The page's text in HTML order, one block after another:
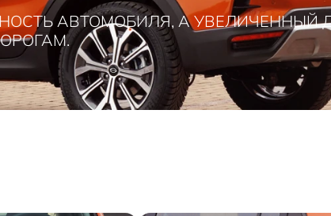
АВТОМОБИЛЯ, А УВЕЛИЧЕННЫЙ